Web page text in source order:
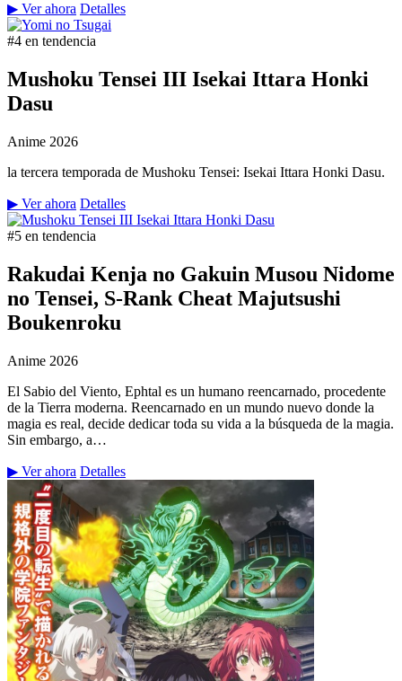
▶ Ver ahora Detalles
#4 en tendencia
Mushoku Tensei III Isekai Ittara Honki
Dasu
Anime 2026
la tercera temporada de Mushoku Tensei: Isekai Ittara Honki Dasu.
▶ Ver ahora Detalles
#5 en tendencia
Rakudai Kenja no Gakuin Musou Nidome
no Tensei, S-Rank Cheat Majutsushi
Boukenroku
Anime 2026
El Sabio del Viento, Ephtal es un humano reencarnado, procedente
de la Tierra moderna. Reencarnado en un mundo nuevo donde la
magia es real, decide dedicar toda su vida a la búsqueda de la magia.
Sin embargo, a…
▶ Ver ahora Detalles